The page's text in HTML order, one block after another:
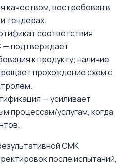
качеством, востребован в
тендерах.
соответствия
— подтверждает
к продукту; наличие
прохождение схем с
— усиливает
процессам/услугам, когда
СМК
после испытаний,